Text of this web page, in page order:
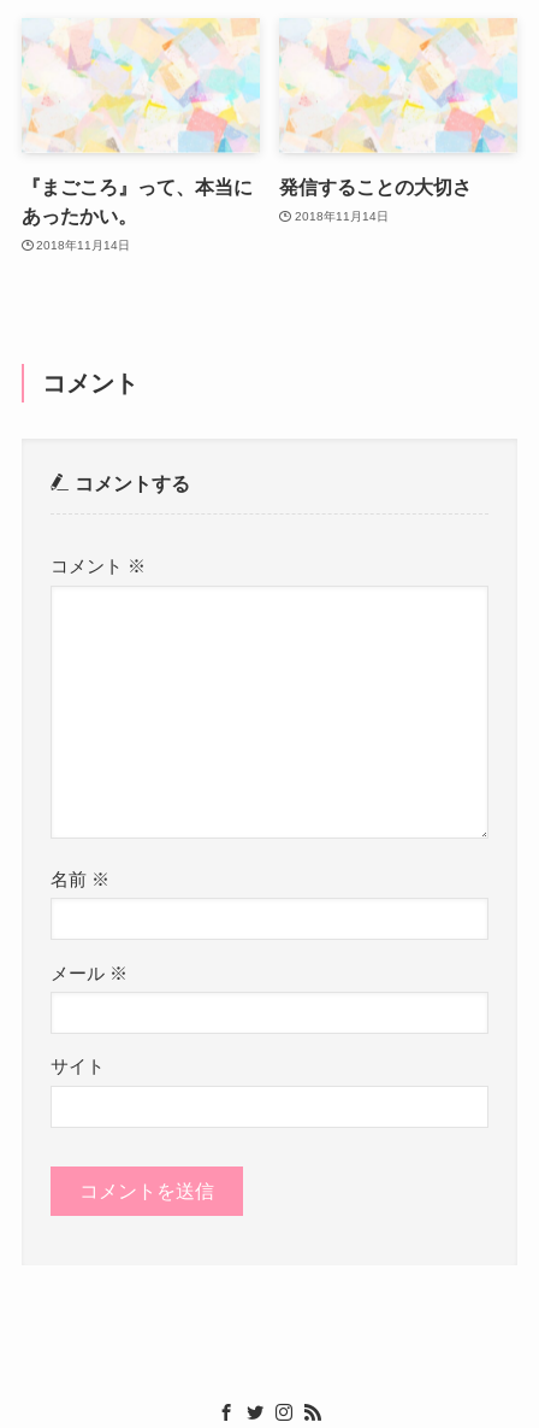
『まごころ』って、本当に
あったかい。
2018年11月14日
発信することの大切さ
2018年11月14日
コメント
コメントする
コメント ※
名前 ※
メール ※
サイト